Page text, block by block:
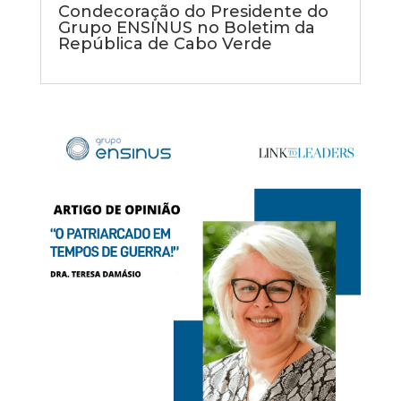
Condecoração do Presidente do
Grupo ENSINUS no Boletim da
República de Cabo Verde